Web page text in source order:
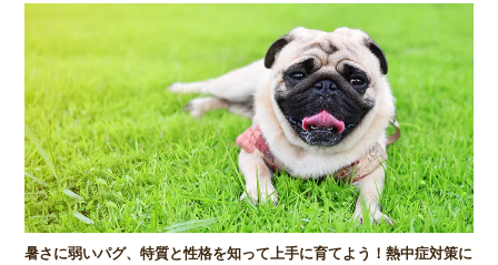
暑さに弱いパグ、特質と性格を知って上手に育てよう！熱中症対策に